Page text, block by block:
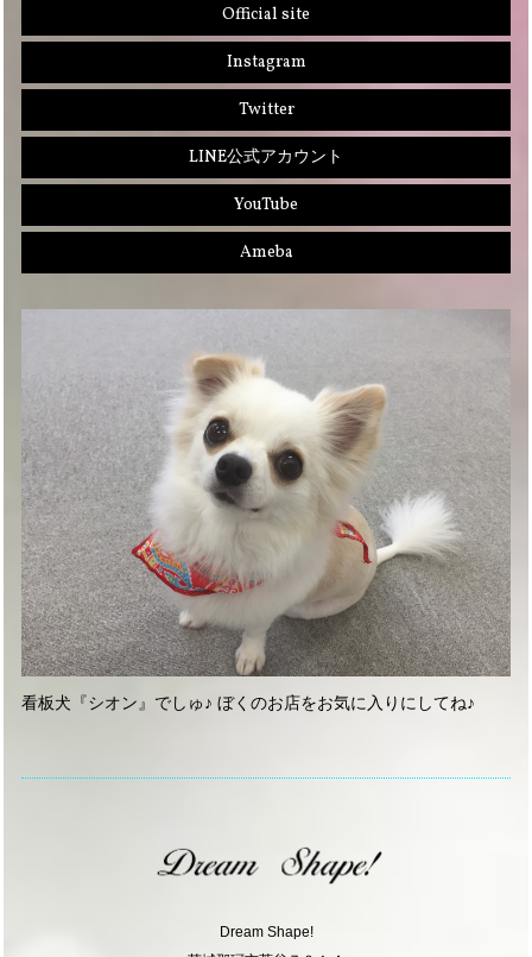
Official site
Instagram
Twitter
LINE公式アカウント
YouTube
Ameba
看板犬『シオン』でしゅ♪ ぼくのお店をお気に入りにしてね♪
Dream Shape!